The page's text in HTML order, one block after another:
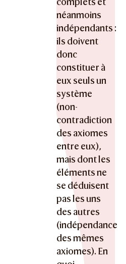
néanmoins
indépendants :
ils doivent
donc
constituer à
eux seuls un
système
(non-
contradiction
des axiomes
entre eux),
mais dont les
éléments ne
se déduisent
pas les uns
des autres
(indépendance
des mêmes
axiomes). En